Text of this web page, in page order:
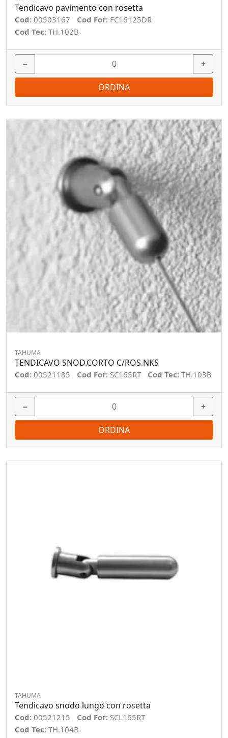
Tendicavo pavimento con rosetta
Cod: 00503167 Cod For: FC16125DR
Cod Tec: TH.102B
− +
ORDINA
TAHUMA
TENDICAVO SNOD.CORTO C/ROS.NKS
Cod: 00521185 Cod For: SC165RT Cod Tec: TH.103B
− +
ORDINA
TAHUMA
Tendicavo snodo lungo con rosetta
Cod: 00521215 Cod For: SCL165RT
Cod Tec: TH.104B